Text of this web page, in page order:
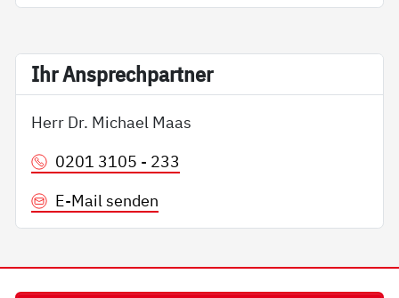
Ihr An­sp­rech­part­ner
Herr Dr. Michael Maas
0201 3105 - 233
E-Mail senden